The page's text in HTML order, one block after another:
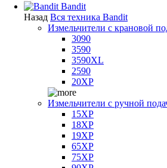
Bandit
Назад Вся техника Bandit
Измельчители с крановой
3090
3590
3590XL
2590
20XP
Измельчители с ручной
15XP
18XP
19XP
65XP
75XP